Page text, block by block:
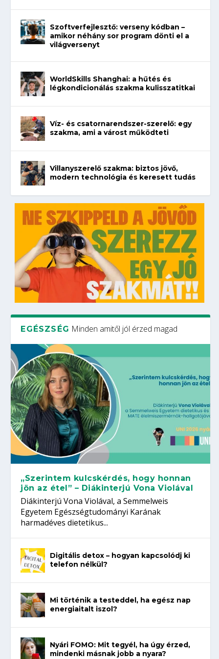
Szoftverfejlesztő: verseny kódban –
amikor néhány sor program dönti el a
világversenyt
WorldSkills Shanghai: a hűtés és
légkondicionálás szakma kulisszatitkai
Víz- és csatornarendszer-szerelő: egy
szakma, ami a várost működteti
Villanyszerelő szakma: biztos jövő,
modern technológia és keresett tudás
EGÉSZSÉG Minden amitől jól érzed magad
„Szerintem kulcskérdés, hogy honnan
jön az étel” – Diákinterjú Vona Violával
Diákinterjú Vona Violával, a Semmelweis
Egyetem Egészségtudományi Karának
harmadéves dietetikus...
Digitális detox – hogyan kapcsolódj ki
telefon nélkül?
Mi történik a testeddel, ha egész nap
energiaitalt iszol?
Nyári FOMO: Mit tegyél, ha úgy érzed,
mindenki másnak jobb a nyara?